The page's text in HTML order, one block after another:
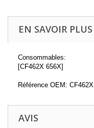
EN SAVOIR PLUS
Consommables:
[CF462X 656X]
Référence OEM: CF462X
AVIS